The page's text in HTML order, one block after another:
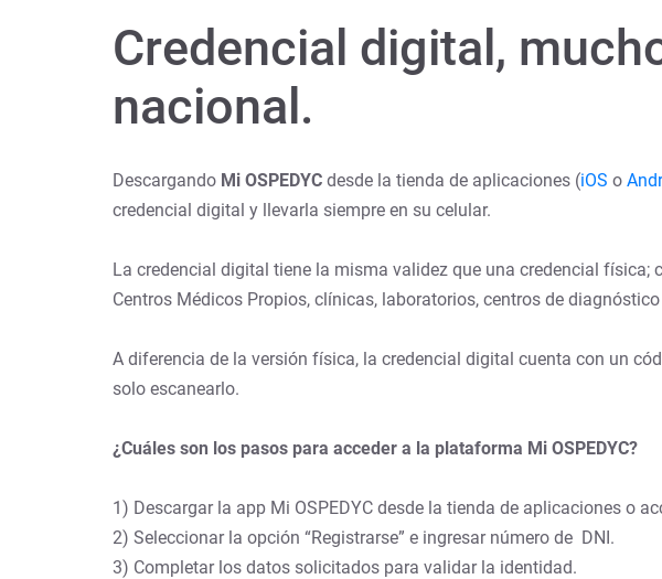
Credencial digital,
nacional.
Descargando Mi OSPEDYC desde la tienda de aplicaciones (iOS o
credencial digital y llevarla siempre en su celular.
La credencial digital tiene la misma validez que una credencial
Centros Médicos Propios, clínicas, laboratorios, centros de
A diferencia de la versión física, la credencial digital cuenta con un
solo escanearlo.
¿Cuáles son los pasos para acceder a la plataforma Mi OSPEDYC?
1) Descargar la app Mi OSPEDYC desde la tienda de aplicaciones o
2) Seleccionar la opción “Registrarse” e ingresar número de DNI.
3) Completar los datos solicitados para validar la identidad.